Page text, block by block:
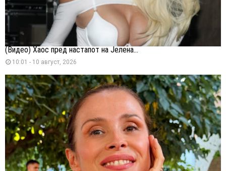
(Видео) Хаос пред настапот на Јелена...
10:01 - 10 август, 2026